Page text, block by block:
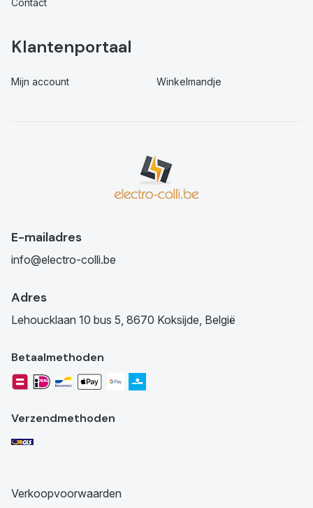
Contact
Klantenportaal
Mijn account Winkelmandje
E-mailadres
info@electro-colli.be
Adres
Lehoucklaan 10 bus 5, 8670 Koksijde, België
Betaalmethoden
Verzendmethoden
Verkoopvoorwaarden